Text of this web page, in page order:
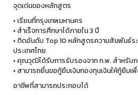
จุดเด่นของหลักสูตร
• เรียนที่กรุงเทพมหานคร
• สำเร็จการศึกษาได้ภายใน 3 ปี
• ติดอันดับ Top 10 หลักสูตรความสัมพันธ์ร
ประเทศไทย
• คุณวุฒิได้รับการรับรองจาก ก.พ. สำหรับก
• สามารถยื่นขอกู้ยืมเงินกองทุนเงินให้กู้ยืมเ
อาชีพที่สามารถประกอบได้